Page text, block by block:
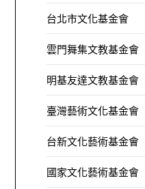
台北市文化基金會
雲門舞集文教基金會
明基友達文教基金會
臺灣藝術文化基金會
台新文化藝術基金會
國家文化藝術基金會